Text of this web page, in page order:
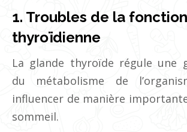
1. Troubles de la fonction
thyroïdienne
La glande thyroïde régule une
du métabolisme de
influencer de manière
sommeil.